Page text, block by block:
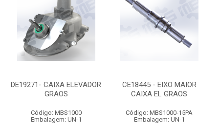
DE19271- CAIXA ELEVADOR
GRAOS
Código: MBS1000
Embalagem: UN-1
CE18445 - EIXO MAIOR
CAIXA EL GRAOS
Código: MBS1000-15PA
Embalagem: UN-1